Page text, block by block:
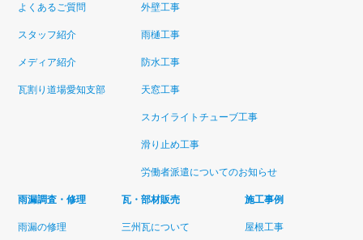
よくあるご質問
スタッフ紹介
メディア紹介
瓦割り道場愛知支部
外壁工事
雨樋工事
防水工事
天窓工事
スカイライトチューブ工事
滑り止め工事
労働者派遣についてのお知らせ
雨漏調査・修理
雨漏の修理
瓦・部材販売
三州瓦について
施工事例
屋根工事